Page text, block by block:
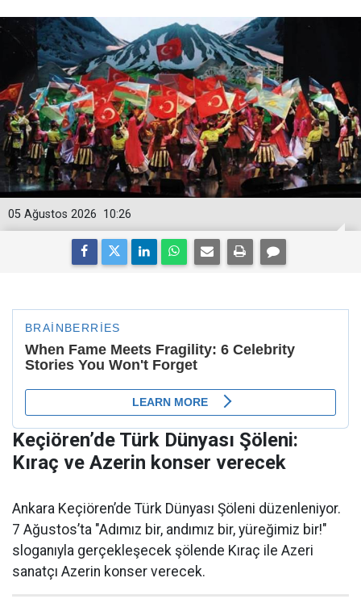
10:26
05 Ağustos 2026
Keçiören’de Türk Dünyası Şöleni:
Kıraç ve Azerin konser verecek
Ankara Keçiören’de Türk Dünyası Şöleni düzenleniyor.
7 Ağustos’ta "Adımız bir, andımız bir, yüreğimiz bir!"
sloganıyla gerçekleşecek şölende Kıraç ile Azeri
sanatçı Azerin konser verecek.